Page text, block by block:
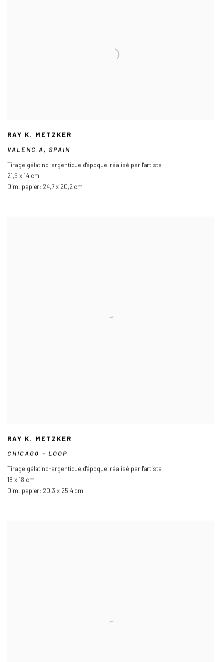
RAY K. METZKER
VALENCIA, SPAIN
Tirage gélatino-argentique d'époque, réalisé par l'artiste
21,5 x 14 cm
Dim. papier: 24,7 x 20,2 cm
RAY K. METZKER
CHICAGO - LOOP
Tirage gélatino-argentique d'époque, réalisé par l'artiste
18 x 18 cm
Dim. papier: 20,3 x 25,4 cm